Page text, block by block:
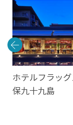
ホテルフラッ
保九十九島